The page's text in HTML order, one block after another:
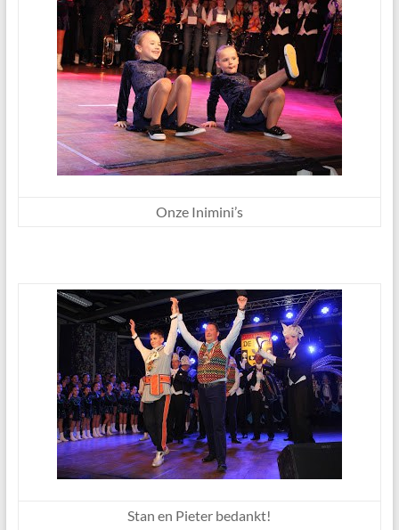
Onze Inimini’s
Stan en Pieter bedankt!